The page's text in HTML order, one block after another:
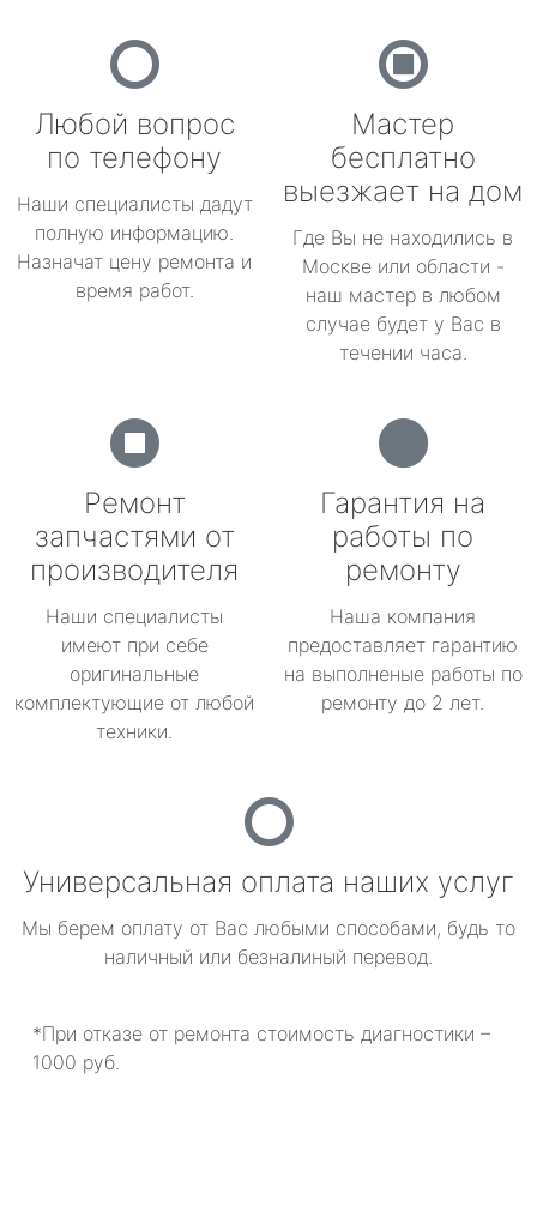
Любой вопрос
по телефону
Наши специалисты дадут
полную информацию.
Назначат цену ремонта и
время работ.
Мастер
бесплатно
выезжает на дом
Где Вы не находились в
Москве или области -
наш мастер в любом
случае будет у Вас в
течении часа.
Ремонт
запчастями от
производителя
Наши специалисты
имеют при себе
оригинальные
комплектующие от любой
техники.
Гарантия на
работы по
ремонту
Наша компания
предоставляет гарантию
на выполненые работы по
ремонту до 2 лет.
Универсальная оплата наших услуг
Мы берем оплату от Вас любыми способами, будь то
наличный или безналиный перевод.
*При отказе от ремонта стоимость диагностики –
1000 руб.